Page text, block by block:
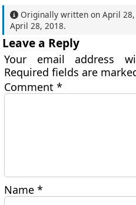
Originally written onApril
April 28, 2018.
Leave a Reply
Your email address
Required fields are
Comment*
Name*